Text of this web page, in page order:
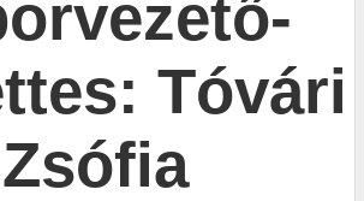
Tóvári
Zsófia